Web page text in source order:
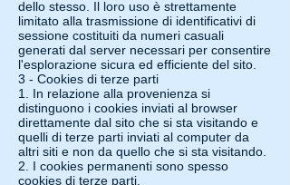
dello stesso. Il loro uso è strettamente
limitato alla trasmissione di identificativi di
sessione costituiti da numeri casuali
generati dal server necessari per consentire
l'esplorazione sicura ed efficiente del sito.
3 - Cookies di terze parti
1. In relazione alla provenienza si
distinguono i cookies inviati al browser
direttamente dal sito che si sta visitando e
quelli di terze parti inviati al computer da
altri siti e non da quello che si sta visitando.
2. I cookies permanenti sono spesso
cookies di terze parti.